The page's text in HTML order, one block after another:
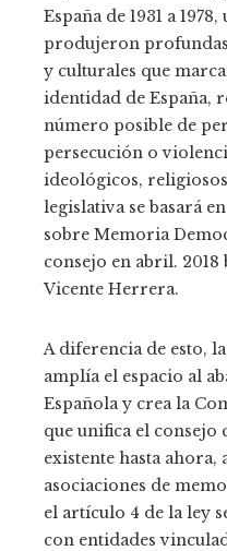
España de 1931 a
produjeron
y culturales que
identidad de España,
número posible de
persecución o
ideológicos,
legislativa se basará
sobre Memoria
consejo en abril. 2018
Vicente Herrera.
A diferencia de esto,
amplía el espacio al
Española y crea la
que unifica el consejo
existente hasta
asociaciones de
el artículo 4 de la ley
con entidades